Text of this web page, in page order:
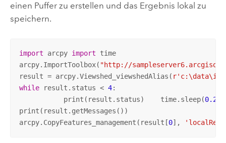
einen Puffer zu erstellen und das Ergebnis lokal zu
speichern.
import arcpy import time
arcpy.ImportToolbox( "http://
result = arcpy.Viewshed_viewshedAlias(
while result.status < 4:
	   print(result.status)	   time.sleep(
0.2
print(result.getMessages())
arcpy.CopyFeatures_management(result[0],